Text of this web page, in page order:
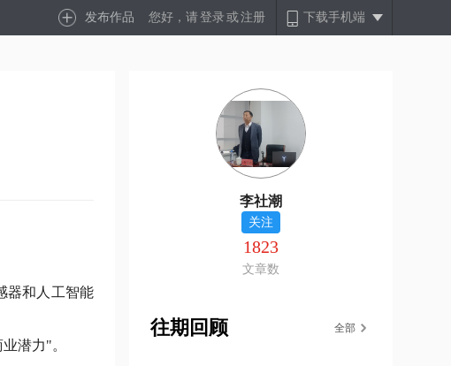
发布作品 您好，请登录 或注册 下载手机端
器和人工智能
潜力"。
李社潮
关注
1823
文章数
往期回顾 全部